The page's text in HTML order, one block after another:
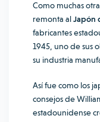
Como muchas
remonta alJapón
fabricantes
1945, uno de sus
su industria
Así fue como los
consejos de
estadounidense